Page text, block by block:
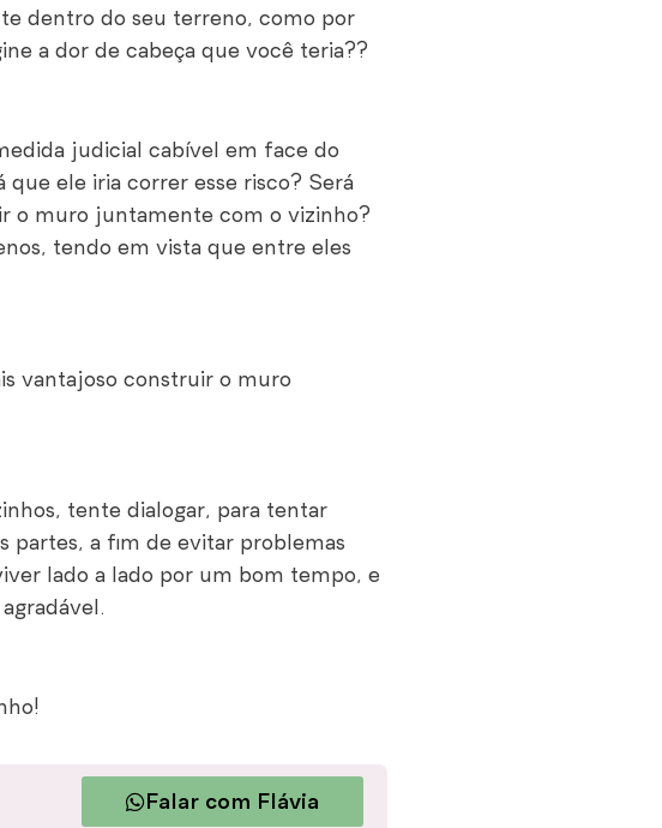
dentro do seu terreno, como por
a dor de cabeça que você teria??
judicial cabível em face do
ele iria correr esse risco? Será
o muro juntamente com o vizinho?
tendo em vista que entre eles
vantajoso construir o muro
tente dialogar, para tentar
partes, a fim de evitar problemas
lado a lado por um bom tempo, e
Falar com Flávia